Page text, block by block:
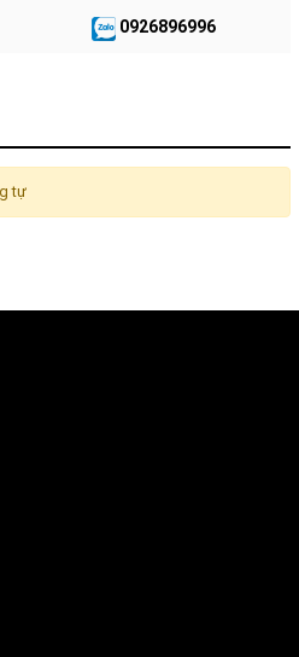
và ra.
khô bát đĩa nhanh chóng và
hoàn không khí nóng 65°C
đĩa, trong thời gian tối đa 120
0926896996
tự